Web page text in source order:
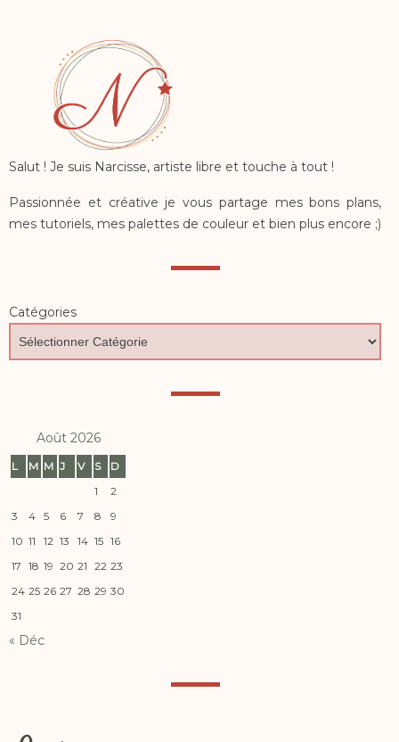
Salut ! Je suis Narcisse, artiste libre et touche à tout !
Passionnée et créative je vous partage mes bons plans,
mes tutoriels, mes palettes de couleur et bien plus encore ;)
Catégories
Août 2026
L M M J V S
D
1
2
3
4 5 6 7 8
9
10 11 12 13 14 15 16
17 18 19 20 21 22 23
24 25 26 27 28 29 30
31
« Déc